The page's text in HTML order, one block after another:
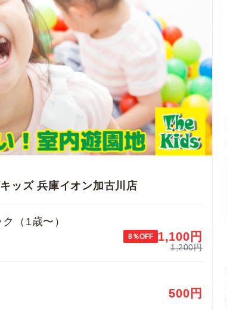
ッズ 兵庫イオン加古川店
（1歳〜）
8％OFF 1,100 円
1,200円
500 円